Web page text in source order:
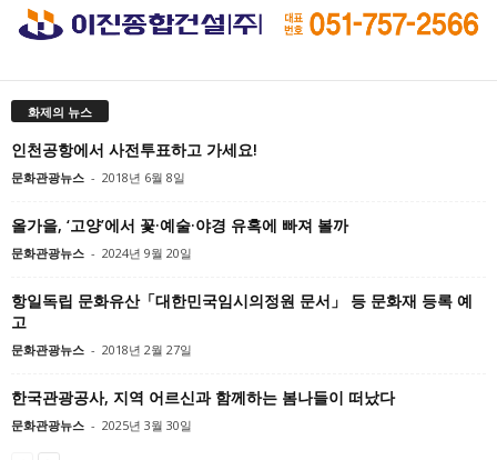
화제의 뉴스
인천공항에서 사전투표하고 가세요!
문화관광뉴스 - 2018년 6월 8일
올가을, ‘고양’에서 꽃·예술·야경 유혹에 빠져 볼까
문화관광뉴스 - 2024년 9월 20일
항일독립 문화유산「대한민국임시의정원 문서」 등 문화재 등록 예
고
문화관광뉴스 - 2018년 2월 27일
한국관광공사, 지역 어르신과 함께하는 봄나들이 떠났다
문화관광뉴스 - 2025년 3월 30일